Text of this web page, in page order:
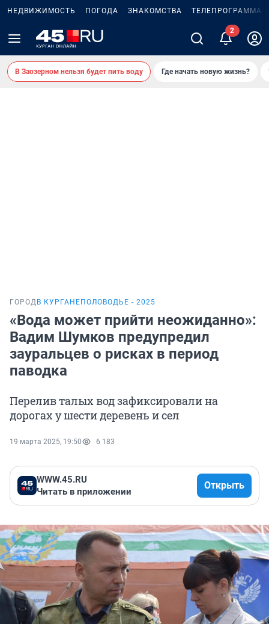
НЕДВИЖИМОСТЬ ПОГОДА ЗНАКОМСТВА ТЕЛЕПРОГРАММА
В Заозерном нельзя будет пить воду Где начать новую жизнь?
ГОРОД В КУРГАНЕ ПОЛОВОДЬЕ - 2025
«Вода может прийти неожиданно»:
Вадим Шумков предупредил
зауральцев о рисках в период
паводка
Перелив талых вод зафиксировали на
дорогах у шести деревень и сел
19 марта 2025, 19:50 6 183
WWW.45.RU
Читать в приложении
Открыть